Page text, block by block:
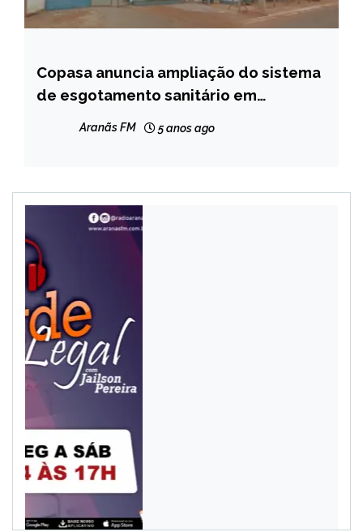
CAPELINHA
NOTÍCIAS
Copasa anuncia ampliação do sistema
de esgotamento sanitário em
Aranãs FM 5 anos ago